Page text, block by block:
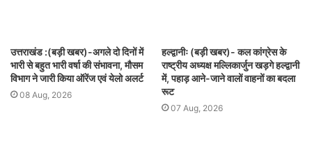
उत्तराखंड :(बड़ी खबर)-अगले दो दिनों में
भारी से बहुत भारी वर्षा की संभावना, मौसम
विभाग ने जारी किया ऑरेंज एवं येलो अलर्ट
08 Aug, 2026
हल्द्वानीः (बड़ी खबर)- कल कांग्रेस के
राष्ट्रीय अध्यक्ष मल्लिकार्जुन खड़गे हल्द्वानी
में, पहाड़ आने-जाने वालों वाहनों का बदला
रूट
07 Aug, 2026